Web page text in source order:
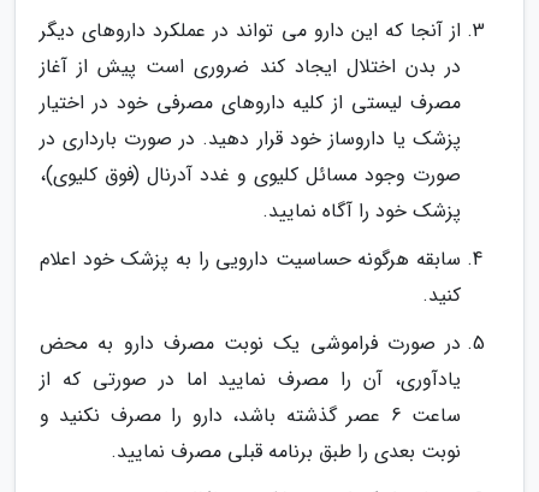
از آنجا که این دارو می تواند در عملکرد داروهای دیگر
در بدن اختلال ایجاد کند ضروری است پیش از آغاز
مصرف لیستی از کلیه داروهای مصرفی خود در اختیار
پزشک یا داروساز خود قرار دهید. در صورت بارداری در
صورت وجود مسائل کلیوی و غدد آدرنال (فوق کلیوی)،
پزشک خود را آگاه نمایید.
سابقه هرگونه حساسیت دارویی را به پزشک خود اعلام
کنید.
در صورت فراموشی یک نوبت مصرف دارو به محض
یادآوری، آن را مصرف نمایید اما در صورتی که از
ساعت 6 عصر گذشته باشد، دارو را مصرف نکنید و
نوبت بعدی را طبق برنامه قبلی مصرف نمایید.